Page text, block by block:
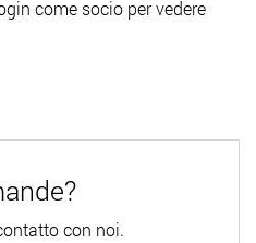
come socio per vedere
con noi.